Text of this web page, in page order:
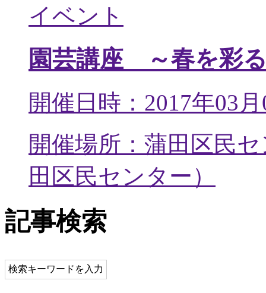
イベント
園芸講座 ～春を彩
開催日時：2017年03
開催場所：蒲田区民
田区民センター ）
記事検索
検索キーワードを入力